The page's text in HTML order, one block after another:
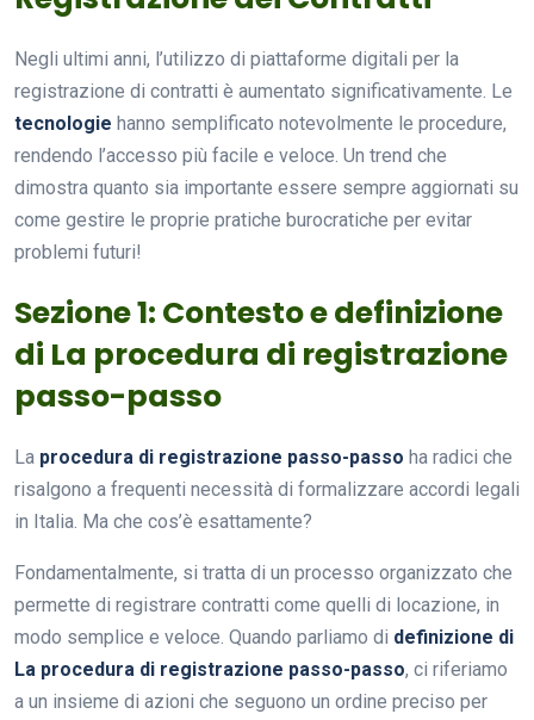
Negli ultimi anni, l’utilizzo di piattaforme digitali per la
registrazione di contratti è aumentato significativamente. Le
tecnologie hanno semplificato notevolmente le procedure,
rendendo l’accesso più facile e veloce. Un trend che
dimostra quanto sia importante essere sempre aggiornati su
come gestire le proprie pratiche burocratiche per evitar
problemi futuri!
Sezione 1: Contesto e definizione
di La procedura di registrazione
passo-passo
La procedura di registrazione passo-passo ha radici che
risalgono a frequenti necessità di formalizzare accordi legali
in Italia. Ma che cos’è esattamente?
Fondamentalmente, si tratta di un processo organizzato che
permette di registrare contratti come quelli di locazione, in
modo semplice e veloce. Quando parliamo di definizione di
La procedura di registrazione passo-passo, ci riferiamo
a un insieme di azioni che seguono un ordine preciso per